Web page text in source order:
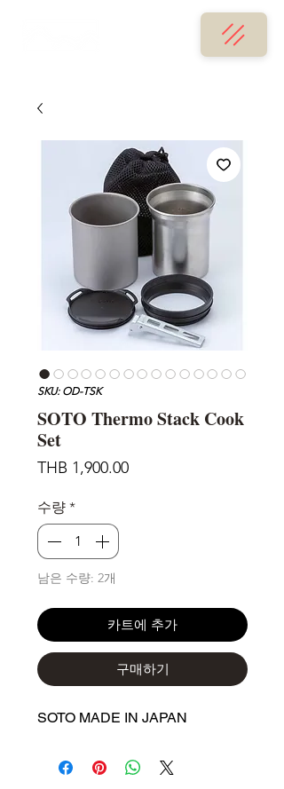
SKU: OD-TSK
SOTO Thermo Stack Cook
Set
THB 1,900.00가
수량 *
남은 수량: 2개
카트에 추가
구매하기
SOTO MADE IN JAPAN